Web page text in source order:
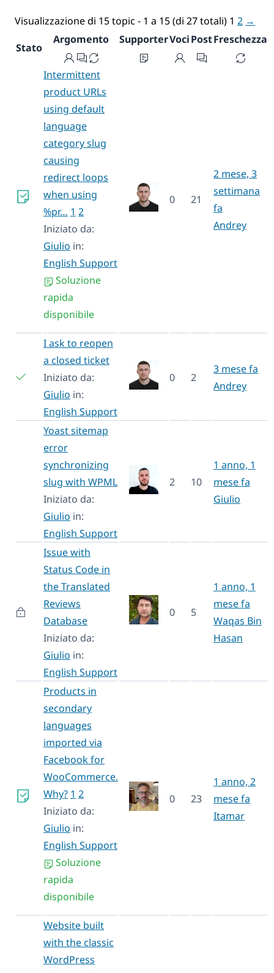
Visualizzazione di 15 topic - 1 a 15 (di 27 totali) 1 2 →
Stato
Argomento SupporterVociPostFreschezza
Intermittent
product URLs
using default
language
category slug
causing
redirect loops
when using
%pr… 1 2
Iniziato da:
Giulio in:
English Support
Soluzione
rapida
disponibile
0 21
2 mese, 3
settimana
fa
Andrey
I ask to reopen
a closed ticket
Iniziato da:
Giulio in:
English Support
0 2
3 mese fa
Andrey
Yoast sitemap
error
synchronizing
slug with WPML
Iniziato da:
Giulio in:
English Support
2 10
1 anno, 1
mese fa
Giulio
Issue with
Status Code in
the Translated
Reviews
Database
Iniziato da:
Giulio in:
English Support
0 5
1 anno, 1
mese fa
Waqas Bin
Hasan
Products in
secondary
languages
imported via
Facebook for
WooCommerce.
Why? 1 2
Iniziato da:
Giulio in:
English Support
Soluzione
rapida
disponibile
0 23
1 anno, 2
mese fa
Itamar
Website built
with the classic
WordPress